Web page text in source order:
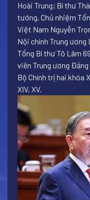
Hoài Trung; Bí thư
tướng, Chủ nhiệm
Việt Nam Nguyễn
Nội chính Trung ương
Tổng Bí thư Tô Lâm
viên Trung ương Đảng
Bộ Chính trị hai khóa
XIV, XV.